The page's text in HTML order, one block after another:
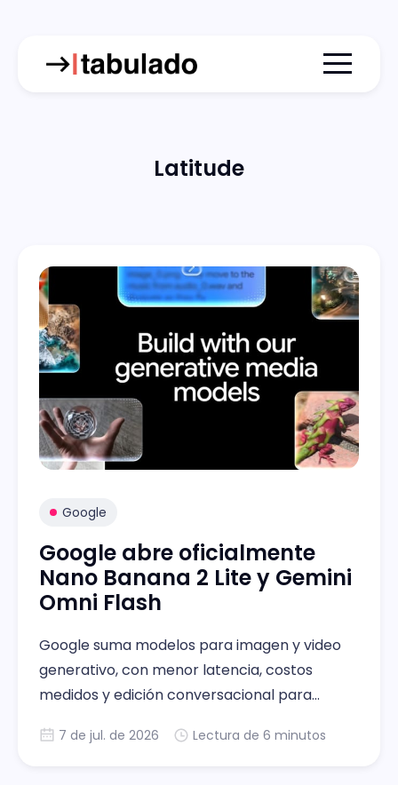
Menu
Latitude
Google
Google abre oficialmente
Nano Banana 2 Lite y Gemini
Omni Flash
Google suma modelos para imagen y video
generativo, con menor latencia, costos
medidos y edición conversacional para
7 de jul. de 2026 Lectura de 6 minutos